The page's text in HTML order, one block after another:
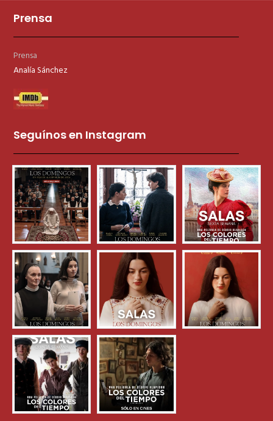
Prensa
Prensa
Analía Sánchez
Seguínos en Instagram